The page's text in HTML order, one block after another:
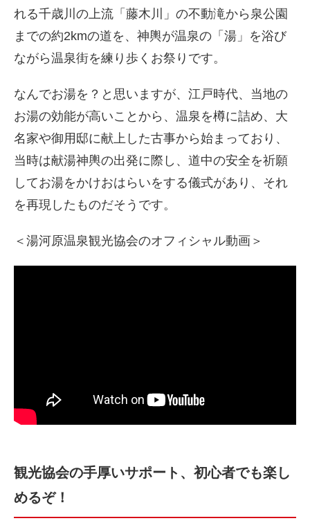
れる千歳川の上流「藤木川」の不動滝から泉公園
までの約2kmの道を、神輿が温泉の「湯」を浴び
ながら温泉街を練り歩くお祭りです。
なんでお湯を？と思いますが、江戸時代、当地の
お湯の効能が高いことから、温泉を樽に詰め、大
名家や御用邸に献上した古事から始まっており、
当時は献湯神輿の出発に際し、道中の安全を祈願
してお湯をかけおはらいをする儀式があり、それ
を再現したものだそうです。
＜湯河原温泉観光協会のオフィシャル動画＞
観光協会の手厚いサポート、初心者でも楽し
めるぞ！